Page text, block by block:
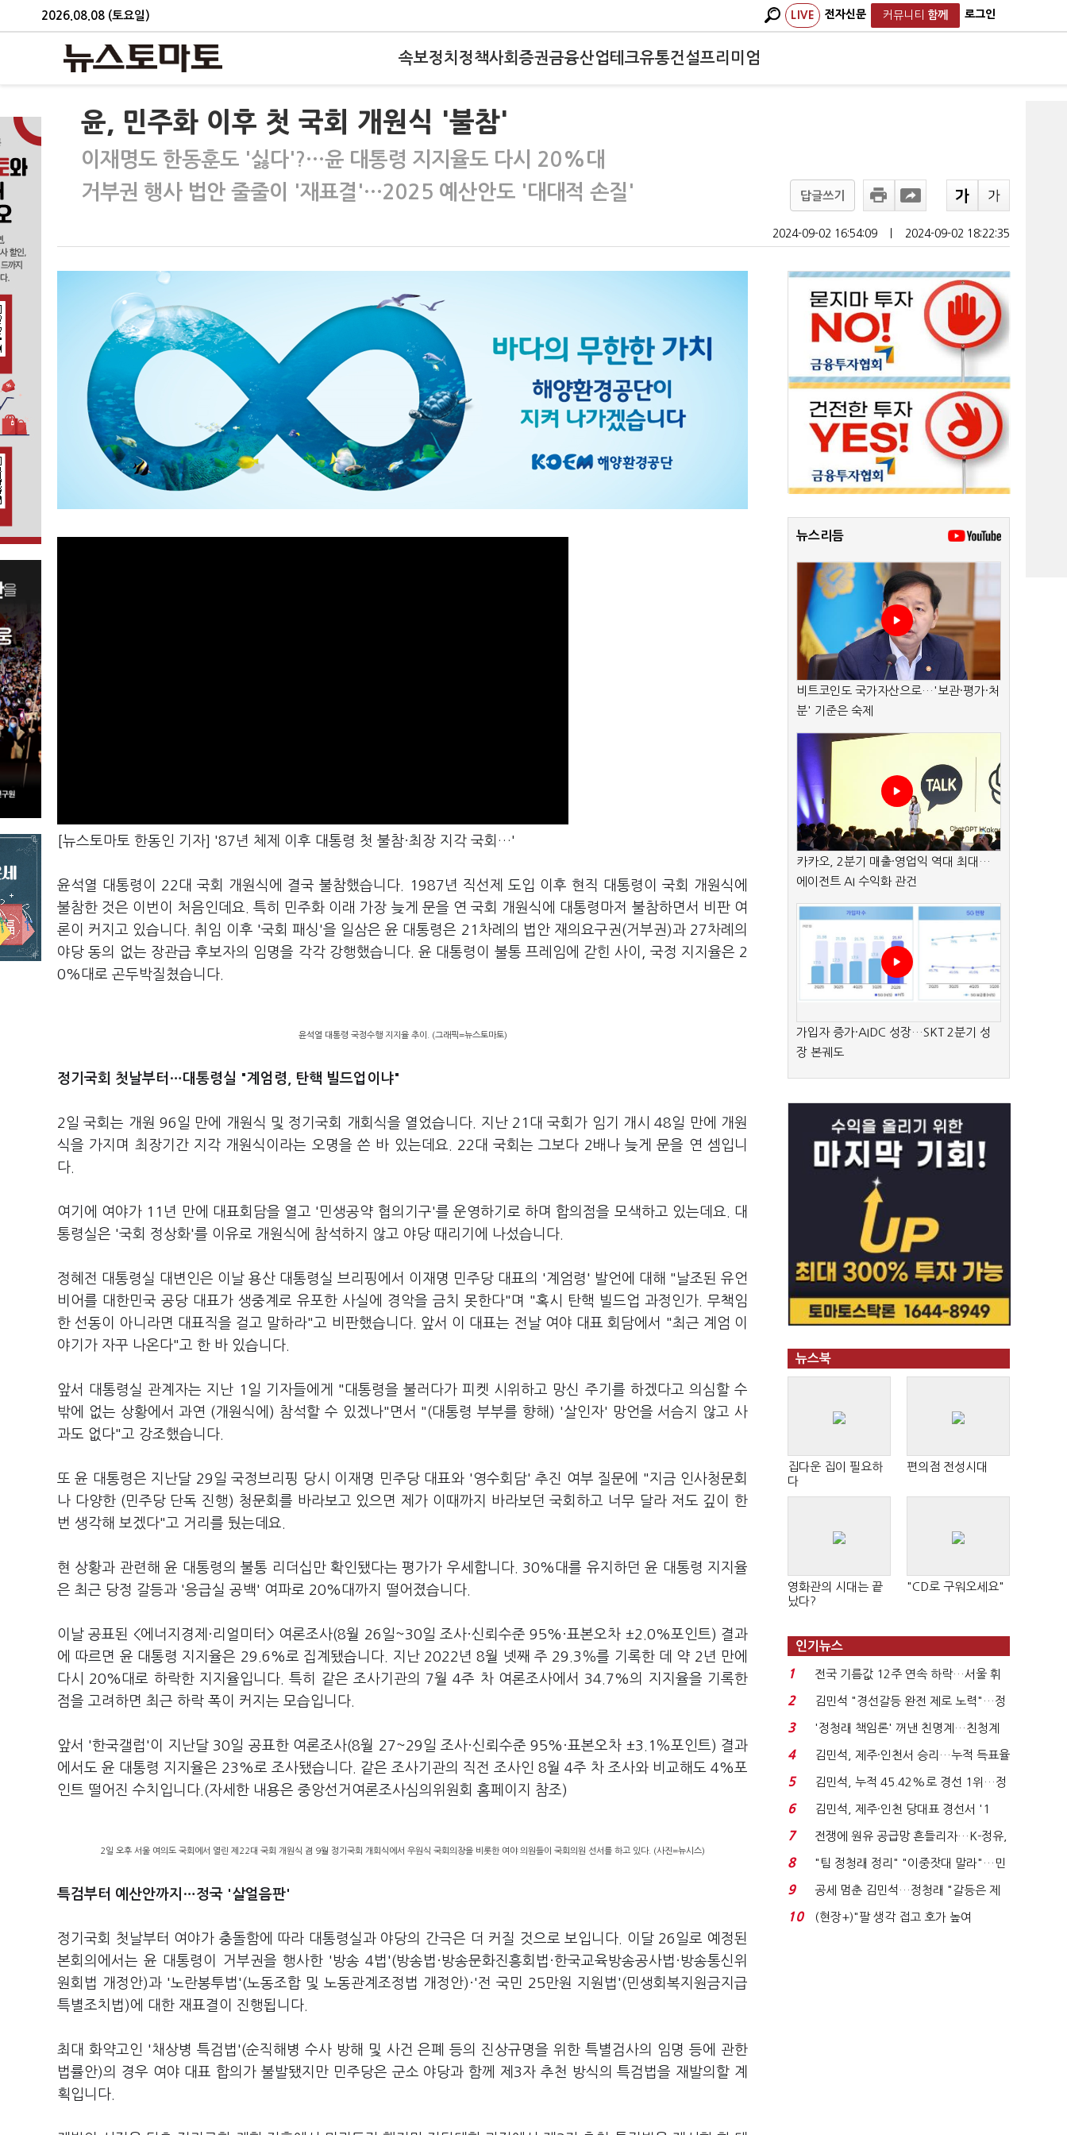
2026.08.08 (토요일) LIVE 전자신문 커뮤니티 함께 로그인
속보정치 정책사회 증권금융산업테크유통건설프리미엄
윤, 민주화 이후 첫 국회 개원식 '불참'
이재명도 한동훈도 '싫다'?…윤 대통령 지지율도 다시 20%대
거부권 행사 법안 줄줄이 '재표결'…2025 예산안도 '대대적 손질'
답글쓰기
2024-09-02 16:54:09 2024-09-02 18:22:35
[뉴스토마토 한동인 기자] '87년 체제 이후 대통령 첫 불참·최장 지각 국회…'
윤석열 대통령이 22대 국회 개원식에 결국 불참했습니다. 1987년 직선제 도입 이후 현직 대통령이 국회 개원식에
불참한 것은 이번이 처음인데요. 특히 민주화 이래 가장 늦게 문을 연 국회 개원식에 대통령마저 불참하면서 비판 여
론이 커지고 있습니다. 취임 이후 '국회 패싱'을 일삼은 윤 대통령은 21차례의 법안 재의요구권(거부권)과 27차례의
야당 동의 없는 장관급 후보자의 임명을 각각 강행했습니다. 윤 대통령이 불통 프레임에 갇힌 사이, 국정 지지율은 2
0%대로 곤두박질쳤습니다.
윤석열 대통령 국정수행 지지율 추이. (그래픽=뉴스토마토)
정기국회 첫날부터 …대통령실 "계엄령, 탄핵 빌드업이냐"
2일 국회는 개원 96일 만에 개원식 및 정기국회 개회식을 열었습니다. 지난 21대 국회가 임기 개시 48일 만에 개원
식을 가지며 최장기간 지각 개원식이라는 오명을 쓴 바 있는데요. 22대 국회는 그보다 2배나 늦게 문을 연 셈입니
다.
여기에 여야가 11년 만에 대표회담을 열고 '민생공약 협의기구'를 운영하기로 하며 합의점을 모색하고 있는데요. 대
통령실은 '국회 정상화'를 이유로 개원식에 참석하지 않고 야당 때리기에 나섰습니다.
정혜전 대통령실 대변인은 이날 용산 대통령실 브리핑에서 이재명 민주당 대표의 '계엄령' 발언에 대해 "날조된 유언
비어를 대한민국 공당 대표가 생중계로 유포한 사실에 경악을 금치 못한다"며 "혹시 탄핵 빌드업 과정인가. 무책임
한 선동이 아니라면 대표직을 걸고 말하라"고 비판했습니다. 앞서 이 대표는 전날 여야 대표 회담에서 "최근 계엄 이
야기가 자꾸 나온다"고 한 바 있습니다.
앞서 대통령실 관계자는 지난 1일 기자들에게 "대통령을 불러다가 피켓 시위하고 망신 주기를 하겠다고 의심할 수
밖에 없는 상황에서 과연 (개원식에) 참석할 수 있겠나"면서 "(대통령 부부를 향해) '살인자' 망언을 서슴지 않고 사
과도 없다"고 강조했습니다.
또 윤 대통령은 지난달 29일 국정브리핑 당시 이재명 민주당 대표와 '영수회담' 추진 여부 질문에 "지금 인사청문회
나 다양한 (민주당 단독 진행) 청문회를 바라보고 있으면 제가 이때까지 바라보던 국회하고 너무 달라 저도 깊이 한
번 생각해 보겠다"고 거리를 뒀는데요.
현 상황과 관련해 윤 대통령의 불통 리더십만 확인됐다는 평가가 우세합니다. 30%대를 유지하던 윤 대통령 지지율
은 최근 당정 갈등과 '응급실 공백' 여파로 20%대까지 떨어졌습니다.
이날 공표된 <에너지경제·리얼미터> 여론조사(8월 26일~30일 조사·신뢰수준 95%·표본오차 ±2.0%포인트) 결과
에 따르면 윤 대통령 지지율은 29.6%로 집계됐습니다. 지난 2022년 8월 넷째 주 29.3％를 기록한 데 약 2년 만에
다시 20%대로 하락한 지지율입니다. 특히 같은 조사기관의 7월 4주 차 여론조사에서 34.7%의 지지율을 기록한
점을 고려하면 최근 하락 폭이 커지는 모습입니다.
앞서 '한국갤럽'이 지난달 30일 공표한 여론조사(8월 27~29일 조사·신뢰수준 95%·표본오차 ±3.1％포인트) 결과
에서도 윤 대통령 지지율은 23%로 조사됐습니다. 같은 조사기관의 직전 조사인 8월 4주 차 조사와 비교해도 4%포
인트 떨어진 수치입니다.(자세한 내용은 중앙선거여론조사심의위원회 홈페이지 참조)
2일 오후 서울 여의도 국회에서 열린 제22대 국회 개원식 겸 9월 정기국회 개회식에서 우원식 국회의장을 비롯한 여야 의원들이 국회의원 선서를 하고 있다. (사진=뉴시스)
특검부터 예산안까지…정국 '살얼음판'
정기국회 첫날부터 여야가 충돌함에 따라 대통령실과 야당의 간극은 더 커질 것으로 보입니다. 이달 26일로 예정된
본회의에서는 윤 대통령이 거부권을 행사한 '방송 4법'(방송법·방송문화진흥회법·한국교육방송공사법·방송통신위
원회법 개정안)과 '노란봉투법'(노동조합 및 노동관계조정법 개정안)·'전 국민 25만원 지원법'(민생회복지원금지급
특별조치법)에 대한 재표결이 진행됩니다.
최대 화약고인 '채상병 특검법'(순직해병 수사 방해 및 사건 은폐 등의 진상규명을 위한 특별검사의 임명 등에 관한
법률안)의 경우 여야 대표 합의가 불발됐지만 민주당은 군소 야당과 함께 제3자 추천 방식의 특검법을 재발의할 계
획입니다.
뉴스리듬
비트코인도 국가자산으로…'보관·평가·처
분' 기준은 숙제
카카오, 2분기 매출·영업익 역대 최대…
에이전트 AI 수익화 관건
가입자 증가·AIDC 성장…SKT 2분기 성
장 본궤도
뉴스북
집다운 집이 필요하
다
편의점 전성시대
영화관의 시대는 끝
났다?
"CD로 구워오세요"
인기뉴스
1
전국 기름값 12주 연속 하락…서울 휘
발윳값 1909원...
2
김민석 "경선갈등 완전 제로 노력"…정
청래 "반명 공세 사...
3
'정청래 책임론' 꺼낸 친명계…친청계
는 추가투표 때리기...
4
김민석, 제주·인천서 승리…누적 득표율
'1위 탈환'(종합)...
5
김민석, 누적 45.42%로 경선 1위…정
청래와 격차 0.86%p(...
6
김민석, 제주·인천 당대표 경선서 '1
위'(1보)...
7
전쟁에 원유 공급망 흔들리자…K-정유,
에너지안보 핵심...
8
"팀 정청래 정리" "이중잣대 말라"…민
주 최고위원 계파 다...
9
공세 멈춘 김민석…정청래 "갈등은 제
가 수습"
10
(현장+)"팔 생각 접고 호가 높여